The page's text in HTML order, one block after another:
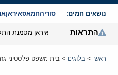
נושאים חמים: סוריהחמאסאיראן
התראות איראן מסמנת
ראשי > בלוגים > בית משפט פלסטיני